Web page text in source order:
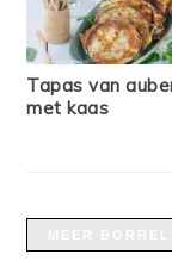
Tapas van
met kaas